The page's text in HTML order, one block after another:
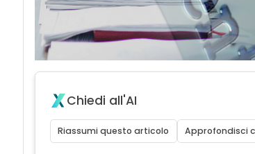
Chiedi all'AI
Riassumi questo articolo Approfondisci